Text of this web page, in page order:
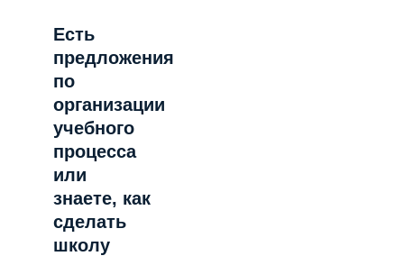
Есть
предложения
по
организации
учебного
процесса
или
знаете, как
сделать
школу